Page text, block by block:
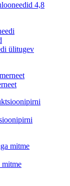
4,8
ülitugev
mitme